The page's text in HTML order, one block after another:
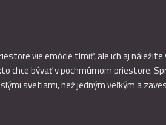
vie emócie tlmiť, ale ich aj
bývať v pochmúrnom priestore.
svetlami, než jedným veľkým a